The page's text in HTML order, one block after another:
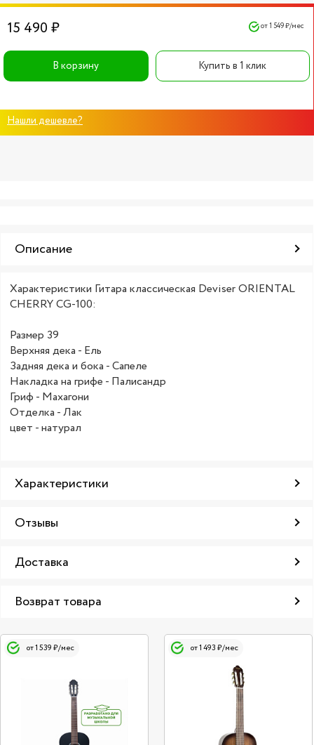
15 490 ₽ от 1 549 ₽/мес
В корзину Купить в 1 клик
Нашли дешевле?
Описание
Характеристики Гитара классическая Deviser ORIENTAL
CHERRY CG-100:
Размер 39
Верхняя дека - Ель
Задняя дека и бока - Сапеле
Накладка на грифе - Палисандр
Гриф - Махагони
Отделка - Лак
цвет - натурал
Характеристики
Отзывы
Доставка
Возврат товара
от 1 539 ₽/мес от 1 493 ₽/мес